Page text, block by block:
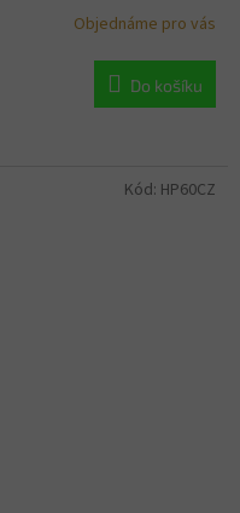
Objednáme pro vás
Do košíku
Kód: HP60CZ